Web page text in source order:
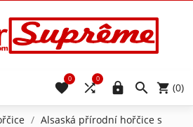
 (0)


0

0
Alsaská přírodní hořčice s